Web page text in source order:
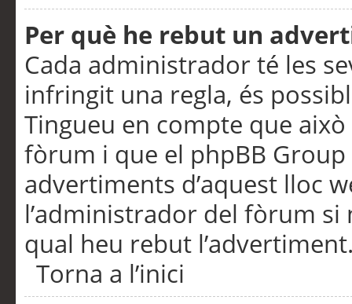
Per què he rebut un
Cada administrador té les
infringit una regla, és
Tingueu en compte que
fòrum i que el phpBB
advertiments d’aquest lloc
l’administrador del fòrum
qual heu rebut
Torna a l’inici